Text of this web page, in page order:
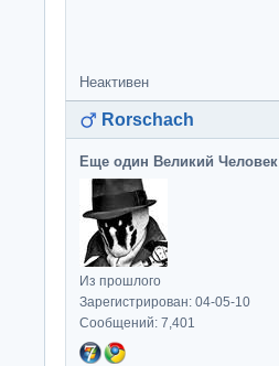
Неактивен
Rorschach
Еще один Великий Человек
Из прошлого
Зарегистрирован: 04-05-10
Сообщений: 7,401